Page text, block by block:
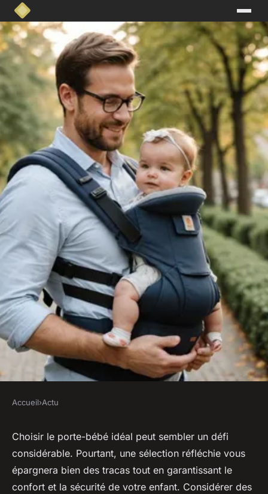
Top 5 critères pour
sélectionner le porte-bébé
idéal
Accueil›Actu
Choisir le porte-bébé idéal peut sembler un défi
considérable. Pourtant, une sélection réfléchie vous
épargnera bien des tracas tout en garantissant le
confort et la sécurité de votre enfant. Considérer des